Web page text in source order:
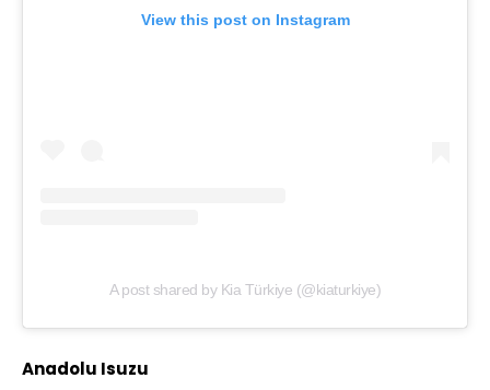
View this post on Instagram
A post shared by Kia Türkiye (@kiaturkiye)
Anadolu Isuzu